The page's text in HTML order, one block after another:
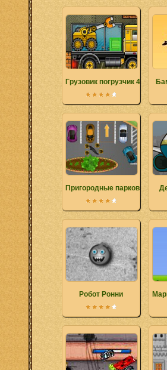
Грузовик погрузчик 4
Пригородные парковка
Робот Ронни